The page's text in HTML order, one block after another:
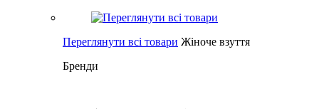
Переглянути всі товари Жіноче взуття
Бренди